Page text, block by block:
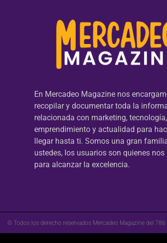
En Mercadeo Magazine nos
recopilar y documentar toda la
relacionada con marketing, tecnología,
emprendimiento y actualidad para
llegar hasta ti. Somos una gran
ustedes, los usuarios son quienes
para alcanzar la excelencia.
© Todos los derecho reservados Mercadeo Magazine del 786